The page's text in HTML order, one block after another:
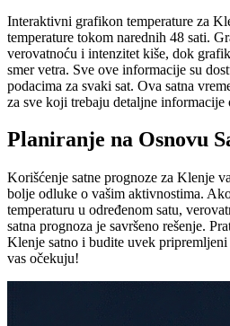
Interaktivni grafikon temperature za
temperature tokom narednih 48 sati.
verovatnoću i intenzitet kiše, dok
smer vetra. Sve ove informacije su
podacima za svaki sat. Ova satna
za sve koji trebaju detaljne informacije
Planiranje na Osnovu
Korišćenje satne prognoze za Klenje
bolje odluke o vašim aktivnostima.
temperaturu u određenom satu,
satna prognoza je savršeno rešenje.
Klenje satno i budite uvek
vas očekuju!